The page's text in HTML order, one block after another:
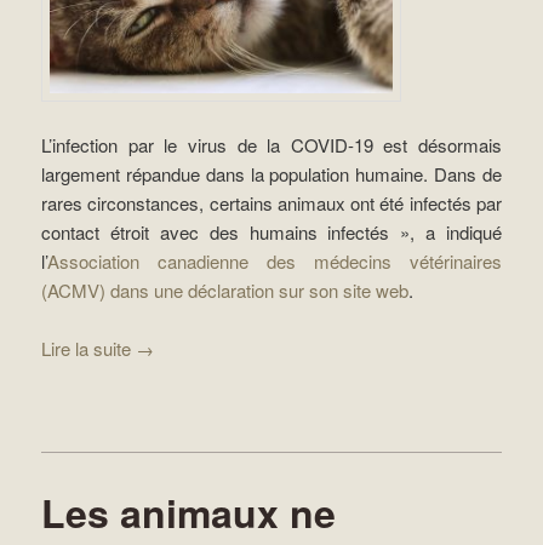
L’infection par le virus de la COVID-19 est désormais
largement répandue dans la population humaine. Dans de
rares circonstances, certains animaux ont été infectés par
contact étroit avec des humains infectés », a indiqué
l’Association canadienne des médecins vétérinaires
(ACMV) dans une déclaration sur son site web.
Lire la suite →
Les animaux ne